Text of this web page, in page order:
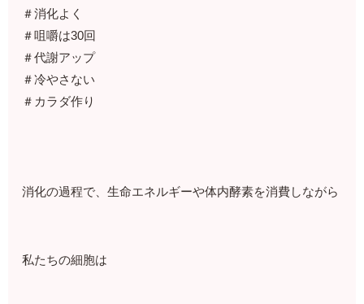
＃消化よく
＃咀嚼は30回
＃代謝アップ
＃冷やさない
＃カラダ作り
消化の過程で、生命エネルギーや体内酵素を消費しながら
私たちの細胞は